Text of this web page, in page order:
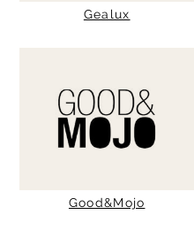
Gealux
Good&Mojo